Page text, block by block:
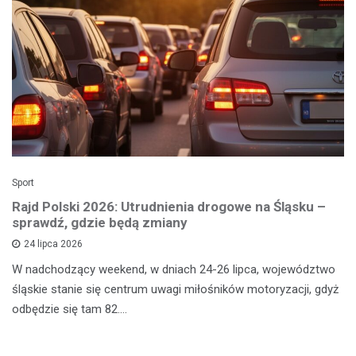
Sport
Rajd Polski 2026: Utrudnienia drogowe na Śląsku –
sprawdź, gdzie będą zmiany
24 lipca 2026
W nadchodzący weekend, w dniach 24-26 lipca, województwo
śląskie stanie się centrum uwagi miłośników motoryzacji, gdyż
odbędzie się tam 82.…